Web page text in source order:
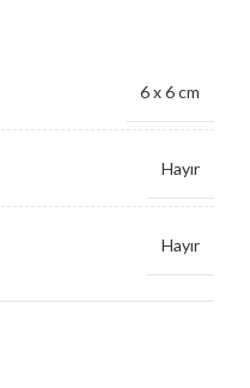
6 x 6 cm
Hayır
Hayır